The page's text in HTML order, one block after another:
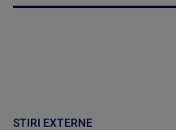
STIRI EXTERNE